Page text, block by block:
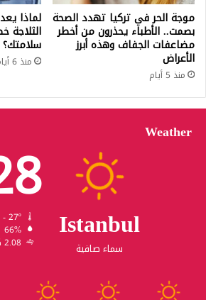
موجة الحر في تركيا تهدد الصحة
بصمت.. الأطباء يحذرون من أخطر
مضاعفات الجفاف وهذه أبرز
الأعراض
منذ 5 أيام
لماذا
الثلاجة
سلامتك؟
منذ 6 أيام
Weather
Istanbul
سماء صافية
66%
2.08 كيلومتر/ساعة